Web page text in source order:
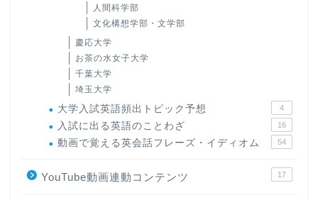
人間科学部
文化構想学部・文学部
慶応大学
お茶の水女子大学
千葉大学
埼玉大学
大学入試英語頻出トピック予想 4
入試に出る英語のことわざ 16
動画で覚える英会話フレーズ・イディオム 54
YouTube動画連動コンテンツ 17